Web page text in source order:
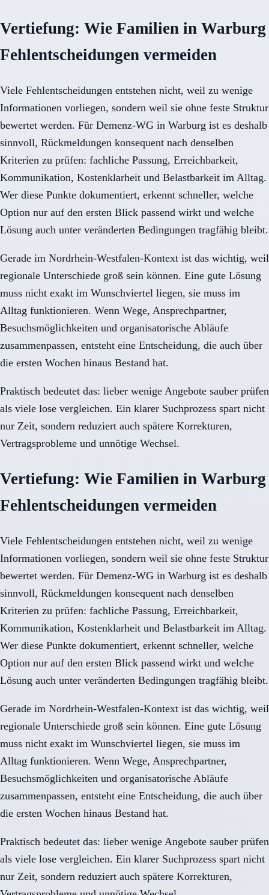
Vertiefung: Wie Familien in Warburg
Fehlentscheidungen vermeiden
Viele Fehlentscheidungen entstehen nicht, weil zu wenige
Informationen vorliegen, sondern weil sie ohne feste Struktur
bewertet werden. Für Demenz-WG in Warburg ist es deshalb
sinnvoll, Rückmeldungen konsequent nach denselben
Kriterien zu prüfen: fachliche Passung, Erreichbarkeit,
Kommunikation, Kostenklarheit und Belastbarkeit im Alltag.
Wer diese Punkte dokumentiert, erkennt schneller, welche
Option nur auf den ersten Blick passend wirkt und welche
Lösung auch unter veränderten Bedingungen tragfähig bleibt.
Gerade im Nordrhein-Westfalen-Kontext ist das wichtig, weil
regionale Unterschiede groß sein können. Eine gute Lösung
muss nicht exakt im Wunschviertel liegen, sie muss im
Alltag funktionieren. Wenn Wege, Ansprechpartner,
Besuchsmöglichkeiten und organisatorische Abläufe
zusammenpassen, entsteht eine Entscheidung, die auch über
die ersten Wochen hinaus Bestand hat.
Praktisch bedeutet das: lieber wenige Angebote sauber prüfen
als viele lose vergleichen. Ein klarer Suchprozess spart nicht
nur Zeit, sondern reduziert auch spätere Korrekturen,
Vertragsprobleme und unnötige Wechsel.
Vertiefung: Wie Familien in Warburg
Fehlentscheidungen vermeiden
Viele Fehlentscheidungen entstehen nicht, weil zu wenige
Informationen vorliegen, sondern weil sie ohne feste Struktur
bewertet werden. Für Demenz-WG in Warburg ist es deshalb
sinnvoll, Rückmeldungen konsequent nach denselben
Kriterien zu prüfen: fachliche Passung, Erreichbarkeit,
Kommunikation, Kostenklarheit und Belastbarkeit im Alltag.
Wer diese Punkte dokumentiert, erkennt schneller, welche
Option nur auf den ersten Blick passend wirkt und welche
Lösung auch unter veränderten Bedingungen tragfähig bleibt.
Gerade im Nordrhein-Westfalen-Kontext ist das wichtig, weil
regionale Unterschiede groß sein können. Eine gute Lösung
muss nicht exakt im Wunschviertel liegen, sie muss im
Alltag funktionieren. Wenn Wege, Ansprechpartner,
Besuchsmöglichkeiten und organisatorische Abläufe
zusammenpassen, entsteht eine Entscheidung, die auch über
die ersten Wochen hinaus Bestand hat.
Praktisch bedeutet das: lieber wenige Angebote sauber prüfen
als viele lose vergleichen. Ein klarer Suchprozess spart nicht
nur Zeit, sondern reduziert auch spätere Korrekturen,